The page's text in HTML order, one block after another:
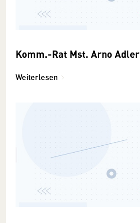
Komm.-Rat Mst. Arno Adler
Weiterlesen